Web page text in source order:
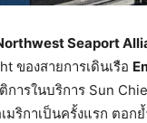
Seaport
ของสายการเดินเรือ
การในบริการ Sun
มริกาเป็นครั้งแรก ตอก